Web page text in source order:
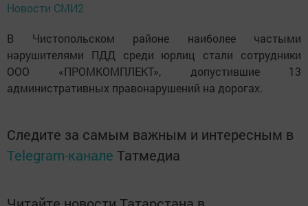
Новости СМИ2
В Чистопольском районе наиболее частыми
нарушителями ПДД среди юрлиц стали сотрудники
ООО «ПРОМКОМПЛЕКТ», допустившие 13
административных правонарушений на дорогах.
Следите за самым важным и интересным в
Telegram-канале Татмедиа